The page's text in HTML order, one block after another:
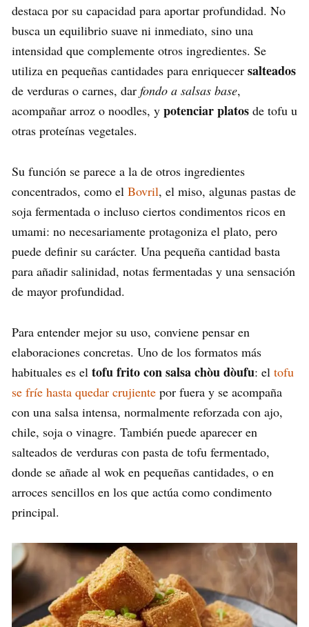
destaca por su capacidad para aportar profundidad. No
busca un equilibrio suave ni inmediato, sino una
intensidad que complemente otros ingredientes. Se
utiliza en pequeñas cantidades para enriquecer salteados
de verduras o carnes, dar fondo a salsas base,
acompañar arroz o noodles, y potenciar platos de tofu u
otras proteínas vegetales.
Su función se parece a la de otros ingredientes
concentrados, como el Bovril, el miso, algunas pastas de
soja fermentada o incluso ciertos condimentos ricos en
umami: no necesariamente protagoniza el plato, pero
puede definir su carácter. Una pequeña cantidad basta
para añadir salinidad, notas fermentadas y una sensación
de mayor profundidad.
Para entender mejor su uso, conviene pensar en
elaboraciones concretas. Uno de los formatos más
habituales es el tofu frito con salsa chòu dòufu: el tofu
se fríe hasta quedar crujiente por fuera y se acompaña
con una salsa intensa, normalmente reforzada con ajo,
chile, soja o vinagre. También puede aparecer en
salteados de verduras con pasta de tofu fermentado,
donde se añade al wok en pequeñas cantidades, o en
arroces sencillos en los que actúa como condimento
principal.